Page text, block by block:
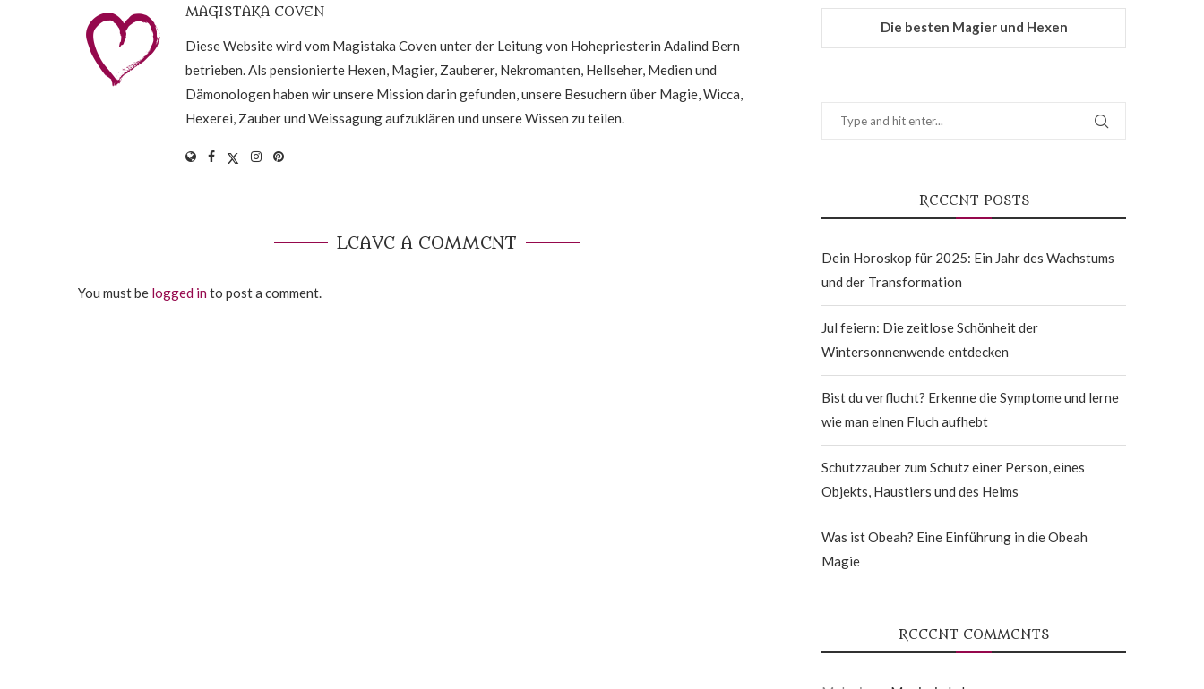
MAGISTAKA COVEN
Diese Website wird vom Magistaka Coven unter der Leitung von Hohepriesterin Adalind Bern
betrieben. Als pensionierte Hexen, Magier, Zauberer, Nekromanten, Hellseher, Medien und
Dämonologen haben wir unsere Mission darin gefunden, unsere Besuchern über Magie, Wicca,
Hexerei, Zauber und Weissagung aufzuklären und unsere Wissen zu teilen.
LEAVE A COMMENT
You must be logged into post a comment.
Die besten Magier und Hexen
RECENT POSTS
Dein Horoskop für 2025: Ein Jahr des Wachstums
und der Transformation
Jul feiern: Die zeitlose Schönheit der
Wintersonnenwende entdecken
Bist du verflucht? Erkenne die Symptome und lerne
wie man einen Fluch aufhebt
Schutzzauber zum Schutz einer Person, eines
Objekts, Haustiers und des Heims
Was ist Obeah? Eine Einführung in die Obeah
Magie
RECENT COMMENTS